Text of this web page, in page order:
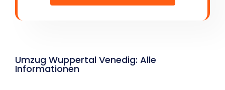
Umzug Wuppertal Venedig: Alle
Informationen